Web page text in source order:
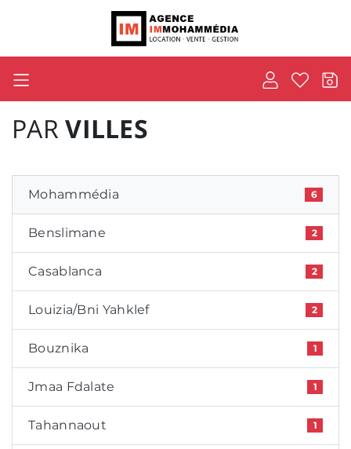
PARVILLES
Mohammédia 6
Benslimane 2
Casablanca 2
Louizia/Bni Yahklef 2
Bouznika 1
Jmaa Fdalate 1
Tahannaout 1